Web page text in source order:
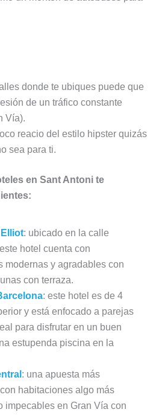
donde te ubiques puede que
de un tráfico constante
Vía).
reacio del estilo hipster quizás
sea para ti.
en Sant Antoni te
: ubicado en la calle
hotel cuenta con
modernas y agradables con
con terraza.
: este hotel es de 4
y está enfocado a parejas
para disfrutar en un buen
estupenda piscina en la
: una apuesta más
habitaciones algo más
impecables en Gran Vía con